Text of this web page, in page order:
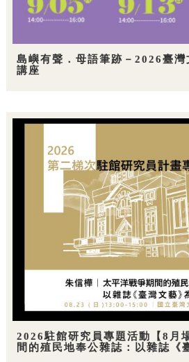
島嶼有聲．母語筆跡－2026臺灣
講座
2026駐館研究員專題活動【8月
間的殖民地奉公雜誌：以雜誌《